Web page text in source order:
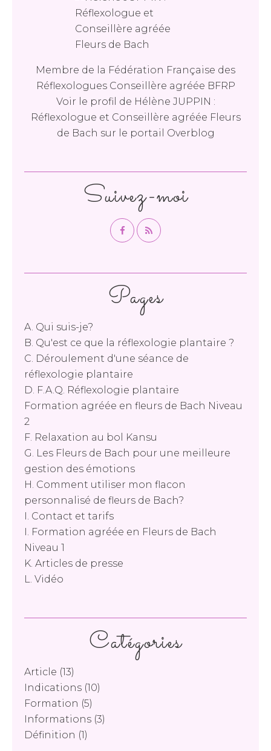
Catégories
Article (13)
Indications (10)
Formation (5)
Informations (3)
Définition (1)
Pages
A. Qui suis-je?
B. Qu'est ce que la réflexologie plantaire ?
C. Déroulement d'une séance de
réflexologie plantaire
D. F.A.Q. Réflexologie plantaire
Formation agréée en fleurs de Bach Niveau
2
F. Relaxation au bol Kansu
G. Les Fleurs de Bach pour une meilleure
gestion des émotions
H. Comment utiliser mon flacon
personnalisé de fleurs de Bach?
I. Contact et tarifs
I. Formation agréée en Fleurs de Bach
Niveau 1
K. Articles de presse
L. Vidéo
Suivez-moi
Membre de la Fédération Française des
Réflexologues Conseillère agréée BFRP
Voir le profil de Hélène JUPPIN :
Réflexologue et Conseillère agréée Fleurs
de Bach sur le portail Overblog